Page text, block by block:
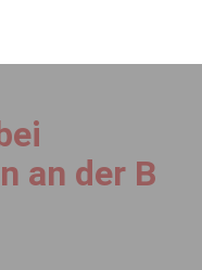
an der B